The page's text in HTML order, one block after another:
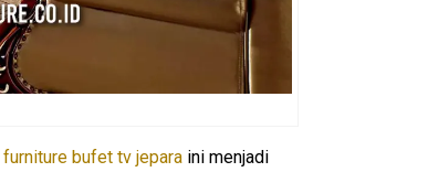
furniture bufet tv jepara ini menjadi